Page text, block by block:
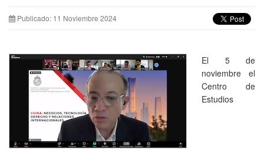
Publicado: 11 Noviembre 2024
El 5 de
noviembre el
Centro de
Estudios